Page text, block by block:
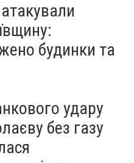
будинки та
удару
без газу